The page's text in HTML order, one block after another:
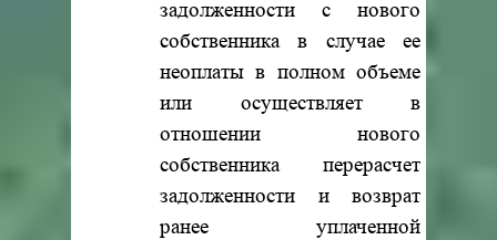
задолженности с нового
собственника в случае ее
неоплаты в полном объеме
или осуществляет в
отношении нового
собственника перерасчет
задолженности и возврат
ранее уплаченной